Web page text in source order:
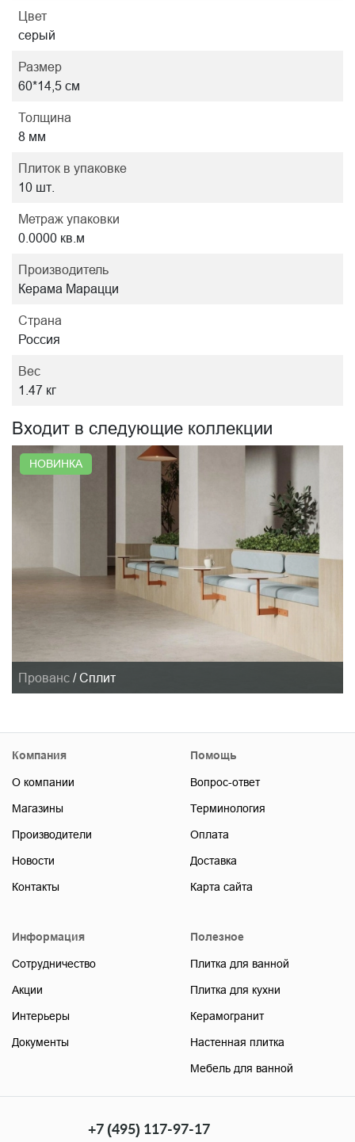
Цвет
серый
Размер
60*14,5 см
Толщина
8 мм
Плиток в упаковке
10 шт.
Метраж упаковки
0.0000 кв.м
Производитель
Керама Марацци
Страна
Россия
Вес
1.47 кг
Входит в следующие коллекции
НОВИНКА
Прованс / Сплит
Компания
О компании
Магазины
Производители
Новости
Контакты
Помощь
Вопрос-ответ
Терминология
Оплата
Доставка
Карта сайта
Информация
Сотрудничество
Акции
Интерьеры
Документы
Полезное
Плитка для ванной
Плитка для кухни
Керамогранит
Настенная плитка
Мебель для ванной
+7 (495) 117-97-17